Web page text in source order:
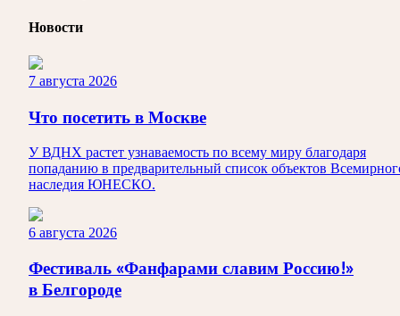
Новости
7 августа 2026
Что посетить в Москве
У ВДНХ растет узнаваемость по всему миру благодаря
попаданию в предварительный список объектов
наследия ЮНЕСКО.
6 августа 2026
Фестиваль «Фанфарами славим Россию!»
в Белгороде